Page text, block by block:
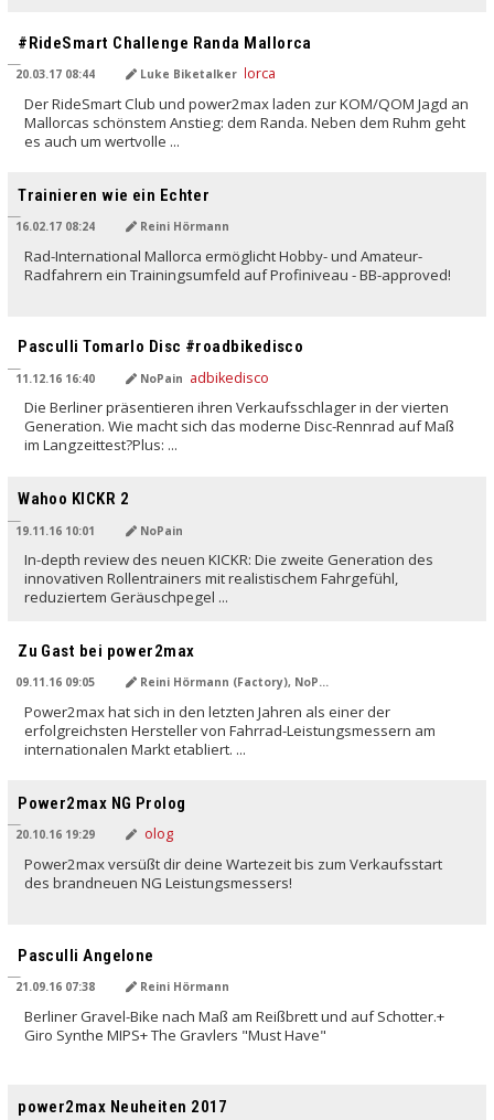
#RideSmart Challenge Randa Mallorca
20.03.17 08:44 Luke Biketalker
Der RideSmart Club und power2max laden zur KOM/QOM Jagd an
Mallorcas schönstem Anstieg: dem Randa. Neben dem Ruhm geht
es auch um wertvolle ...
Trainieren wie ein Echter
16.02.17 08:24 Reini Hörmann
Rad-International Mallorca ermöglicht Hobby- und Amateur-
Radfahrern ein Trainingsumfeld auf Profiniveau - BB-approved!
Pasculli Tomarlo Disc #roadbikedisco
11.12.16 16:40 NoPain
Die Berliner präsentieren ihren Verkaufsschlager in der vierten
Generation. Wie macht sich das moderne Disc-Rennrad auf Maß
im Langzeittest?Plus: ...
Wahoo KICKR 2
19.11.16 10:01 NoPain
In-depth review des neuen KICKR: Die zweite Generation des
innovativen Rollentrainers mit realistischem Fahrgefühl,
reduziertem Geräuschpegel ...
Zu Gast bei power2max
09.11.16 09:05 Reini Hörmann (Factory), NoPain (NG)
Power2max hat sich in den letzten Jahren als einer der
erfolgreichsten Hersteller von Fahrrad-Leistungsmessern am
internationalen Markt etabliert. ...
Power2max NG Prolog
20.10.16 19:29
Power2max versüßt dir deine Wartezeit bis zum Verkaufsstart
des brandneuen NG Leistungsmessers!
Pasculli Angelone
21.09.16 07:38 Reini Hörmann
Berliner Gravel-Bike nach Maß am Reißbrett und auf Schotter.+
Giro Synthe MIPS+ The Gravlers "Must Have"
power2max Neuheiten 2017